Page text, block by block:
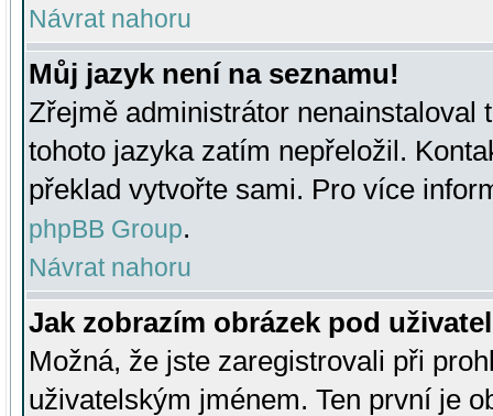
Návrat nahoru
Můj jazyk není na seznamu!
Zřejmě administrátor nenainstaloval
tohoto jazyka zatím nepřeložil.
překlad vytvořte sami. Pro více
phpBB Group.
Návrat nahoru
Jak zobrazím obrázek pod
Možná, že jste zaregistrovali při
uživatelským jménem. Ten první je